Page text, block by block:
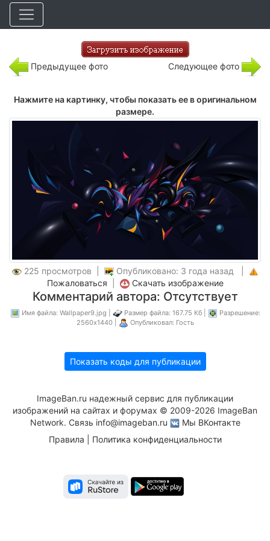
Предыдущее фото Следующее фото
Нажмите на картинку, чтобы показать ее в оригинальном
размере.
225 просмотров |
Опубликовано: 3 года назад |
Пожаловаться
Скачать изображение
Комментарий автора: Отсутствует
Имя файла: Wallpaper9.jpg | Размер файла: 167.75 Кб |
Разрешение:
2560x1440 |
Опубликовал: Гость
Показать коды для публикации
ImageBan.ru надежный сервис для публикации
изображений на сайтах и форумах © 2009-2026 ImageBan
Network. Связь info@imageban.ru
Мы ВКонтакте
Правила
Политика конфиденциальности